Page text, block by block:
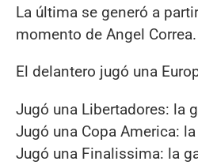
La última se generó a
momento de Angel Correa.
El delantero jugó una
Jugó una Libertadores: la
Jugó una Copa America:
Jugó una Finalissima: la